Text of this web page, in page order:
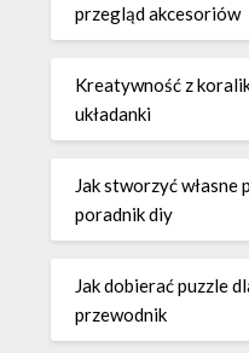
przegląd akcesoriów
Kreatywność z
układanki
Jak stworzyć własne
poradnik diy
Jak dobierać puzzle
przewodnik